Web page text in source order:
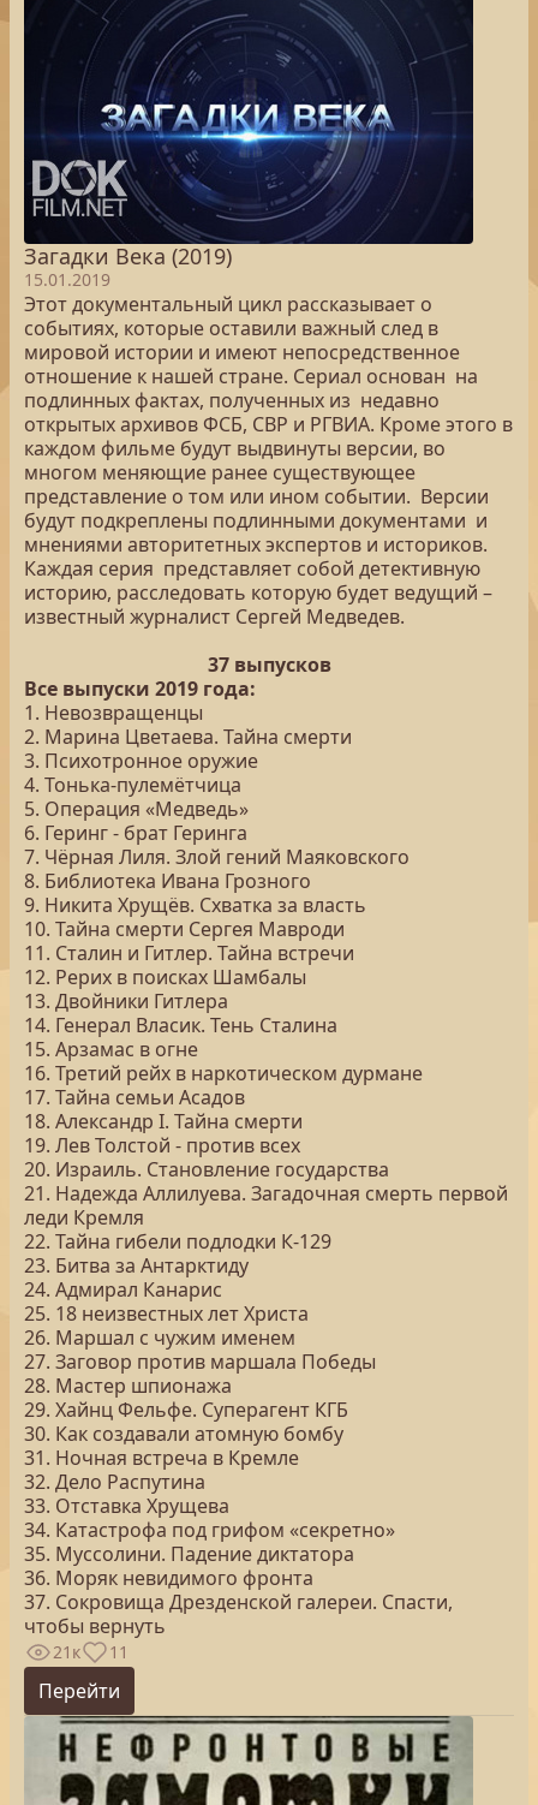
Загадки Века (2019)
15.01.2019
Этот документальный цикл рассказывает о
событиях, которые оставили важный след в
мировой истории и имеют непосредственное
отношение к нашей стране. Сериал основан на
подлинных фактах, полученных из недавно
открытых архивов ФСБ, СВР и РГВИА. Кроме этого в
каждом фильме будут выдвинуты версии, во
многом меняющие ранее существующее
представление о том или ином событии. Версии
будут подкреплены подлинными документами и
мнениями авторитетных экспертов и историков.
Каждая серия представляет собой детективную
историю, расследовать которую будет ведущий –
известный журналист Сергей Медведев.
37 выпусков
Все выпуски 2019 года:
1. Невозвращенцы
2. Марина Цветаева. Тайна смерти
3. Психотронное оружие
4. Тонька-пулемётчица
5. Операция «Медведь»
6. Геринг - брат Геринга
7. Чёрная Лиля. Злой гений Маяковского
8. Библиотека Ивана Грозного
9. Никита Хрущёв. Схватка за власть
10. Тайна смерти Сергея Мавроди
11. Сталин и Гитлер. Тайна встречи
12. Рерих в поисках Шамбалы
13. Двойники Гитлера
14. Генерал Власик. Тень Сталина
15. Арзамас в огне
16. Третий рейх в наркотическом дурмане
17. Тайна семьи Асадов
18. Александр I. Тайна смерти
19. Лев Толстой - против всех
20. Израиль. Становление государства
21. Надежда Аллилуева. Загадочная смерть первой
леди Кремля
22. Тайна гибели подлодки К-129
23. Битва за Антарктиду
24. Адмирал Канарис
25. 18 неизвестных лет Христа
26. Маршал с чужим именем
27. Заговор против маршала Победы
28. Мастер шпионажа
29. Хайнц Фельфе. Суперагент КГБ
30. Как создавали атомную бомбу
31. Ночная встреча в Кремле
32. Дело Распутина
33. Отставка Хрущева
34. Катастрофа под грифом «секретно»
35. Муссолини. Падение диктатора
36. Моряк невидимого фронта
37. Сокровища Дрезденской галереи. Спасти,
чтобы вернуть
21к 11
Перейти